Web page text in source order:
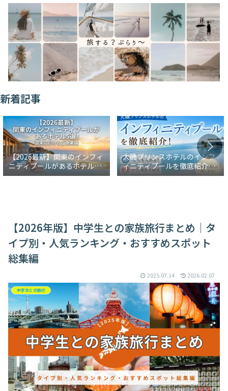
新着記事
【2026最新】関東のインフィ
ニティプールがあるホテル5
選！週末に行けるご褒美宿
大磯プリンスホテルのインフ
ィニティプールを徹底紹介！
冬でも入れる？水着事情も解
【2026年版】中学生との家族旅行まとめ｜タ
イプ別・人気ランキング・おすすめスポット
総集編
2025.07.14 2026.02.07
中学生との旅行